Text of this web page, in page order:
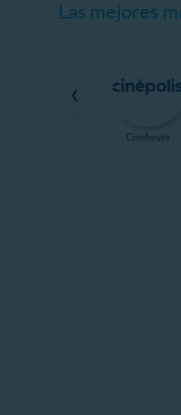
Las mejores
❮
Cinehoyts